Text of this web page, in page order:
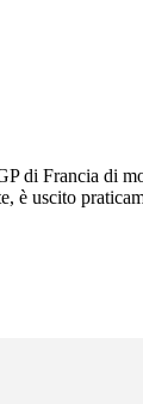
di Francia di
è uscito